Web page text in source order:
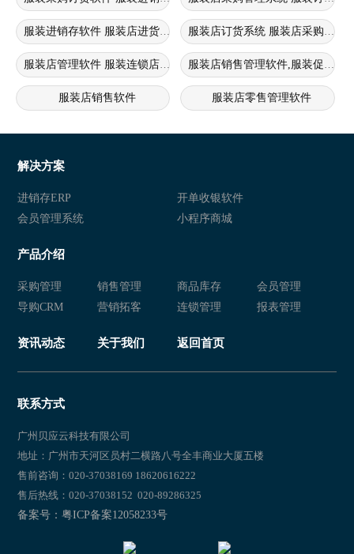
服装进销存软件 服装店进货软件 服装库存管理 服装采购管理系统
服装店订货系统 服装店采购管理
服装店管理软件 服装连锁店管理系统 服装进销存服装店销售管理软件,服装促销方
服装店销售软件 服装店零售管理软件
服装店crm管理系统
解决方案
进销存ERP
开单收银软件
会员管理系统
小程序商城
产品介绍
采购管理 销售管理 商品库存
会员管理
导购CRM
营销拓客 连锁管理 报表管理
资讯动态 关于我们 返回首页
联系方式
广州贝应云科技有限公司
地址：广州市天河区员村二横路八号全丰商业大厦五楼
售前咨询：020-37038169 18620616222
售后热线：020-37038152 020-89286325
备案号：粤ICP备案12058233号